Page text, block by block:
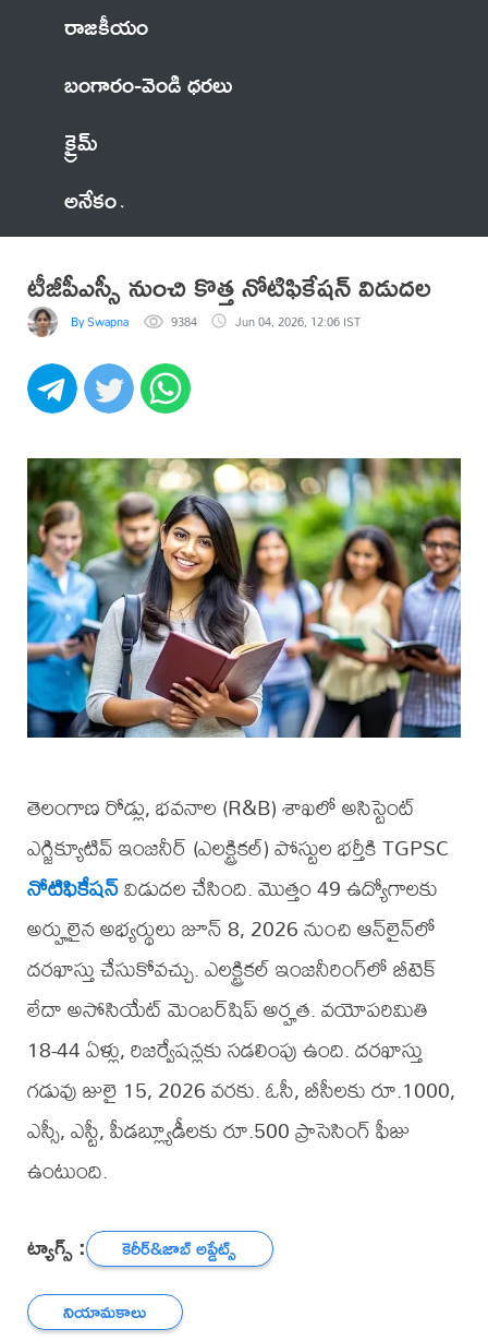
రాజకీయం
బంగారం-వెండి ధరలు
క్రైమ్
అనేకం
టీజీపీఎస్సీ నుంచి కొత్త నోటిఫికేషన్‌ విడుదల
By Swapna 9384 Jun 04, 2026, 12:06 IST
తెలంగాణ రోడ్లు, భవనాల (R&B) శాఖలో అసిస్టెంట్
ఎగ్జిక్యూటివ్ ఇంజనీర్ (ఎలక్ట్రికల్) పోస్టుల భర్తీకి TGPSC
నోటిఫికేషన్విడుదల చేసింది. మొత్తం 49 ఉద్యోగాలకు
అర్హులైన అభ్యర్థులు జూన్ 8, 2026 నుంచి ఆన్‌లైన్‌లో
దరఖాస్తు చేసుకోవచ్చు. ఎలక్ట్రికల్ ఇంజనీరింగ్‌లో బీటెక్
లేదా అసోసియేట్ మెంబర్‌షిప్ అర్హత. వయోపరిమితి
18-44 ఏళ్లు, రిజర్వేషన్లకు సడలింపు ఉంది. దరఖాస్తు
గడువు జులై 15, 2026 వరకు. ఓసీ, బీసీలకు రూ.1000,
ఎస్సీ, ఎస్టీ, పీడబ్ల్యూడీలకు రూ.500 ప్రాసెసింగ్ ఫీజు
ఉంటుంది.
ట్యాగ్స్ :
కెరీర్‌&జాబ్ అప్డేట్స్
నియామకాలు